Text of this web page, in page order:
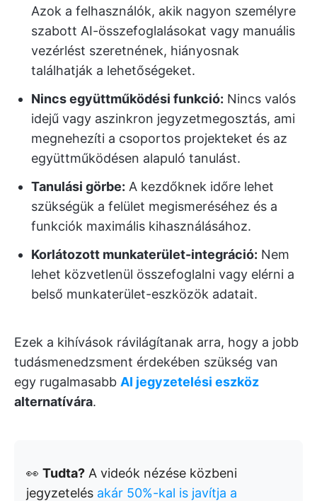
Azok a felhasználók, akik nagyon személyre
szabott AI-összefoglalásokat vagy manuális
vezérlést szeretnének, hiányosnak
találhatják a lehetőségeket.
Nincs együttműködési funkció: Nincs valós
idejű vagy aszinkron jegyzetmegosztás, ami
megnehezíti a csoportos projekteket és az
együttműködésen alapuló tanulást.
Tanulási görbe: A kezdőknek időre lehet
szükségük a felület megismeréséhez és a
funkciók maximális kihasználásához.
Korlátozott munkaterület-integráció: Nem
lehet közvetlenül összefoglalni vagy elérni a
belső munkaterület-eszközök adatait.
Ezek a kihívások rávilágítanak arra, hogy a jobb
tudásmenedzsment érdekében szükség van
egy rugalmasabb AI jegyzetelési eszköz
alternatívára.
👀 Tudta? A videók nézése közbeni
jegyzetelés akár 50%-kal is javítja a